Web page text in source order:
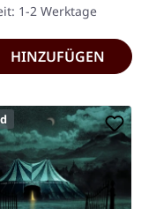
Exemplare
mit…
1-2 Werktage
HINZUFÜGEN